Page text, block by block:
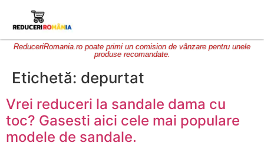
ReduceriRomania.ro poate primi un comision de vânzare pentru unele
produse recomandate.
Etichetă: depurtat
Vrei reduceri la sandale dama cu
toc? Gasesti aici cele mai populare
modele de sandale.